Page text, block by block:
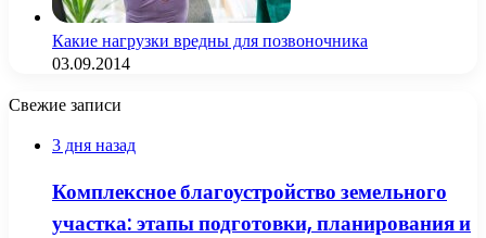
Какие нагрузки вредны для позвоночника
03.09.2014
Свежие записи
3 дня назад
Комплексное благоустройство земельного
участка: этапы подготовки, планирования и